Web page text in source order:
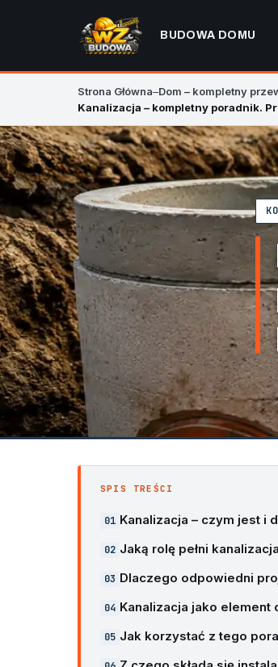
BUDOWA DOMU
Strona Główna–Dom – kompletny
SPIS TREŚCI
Kanalizacja – czym jest i
Jaką rolę pełni
Dlaczego odpowiedni
Kanalizacja jako element
Jak korzystać z tego